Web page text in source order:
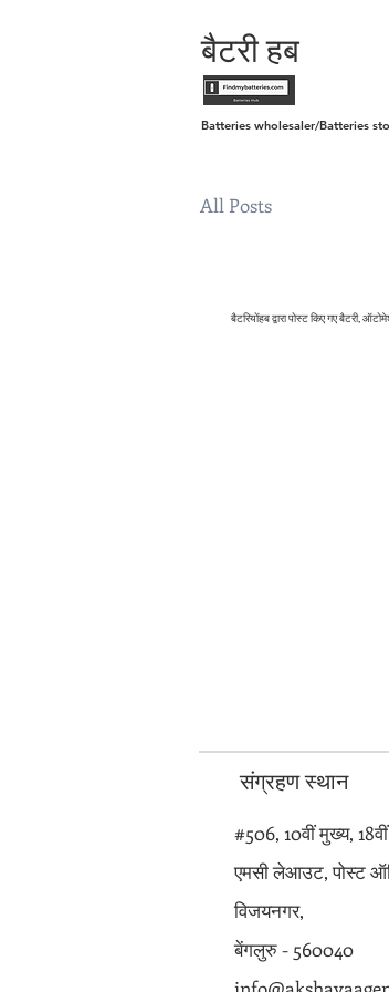
बैटरी हब
Batteries wholesaler/Batteries
All Posts
बैटरियोंहब द्वारा पोस्ट किए गए बैटरी,
संग्रहण स्थान
#506, 10वीं मुख्य,
एमसी लेआउट, पोस्ट
विजयनगर,
बेंगलुरु - 560040